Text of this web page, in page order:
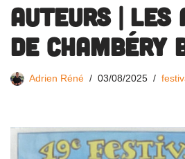
AUTEURS |
de Chambéry
Adrien Réné 03/08/2025